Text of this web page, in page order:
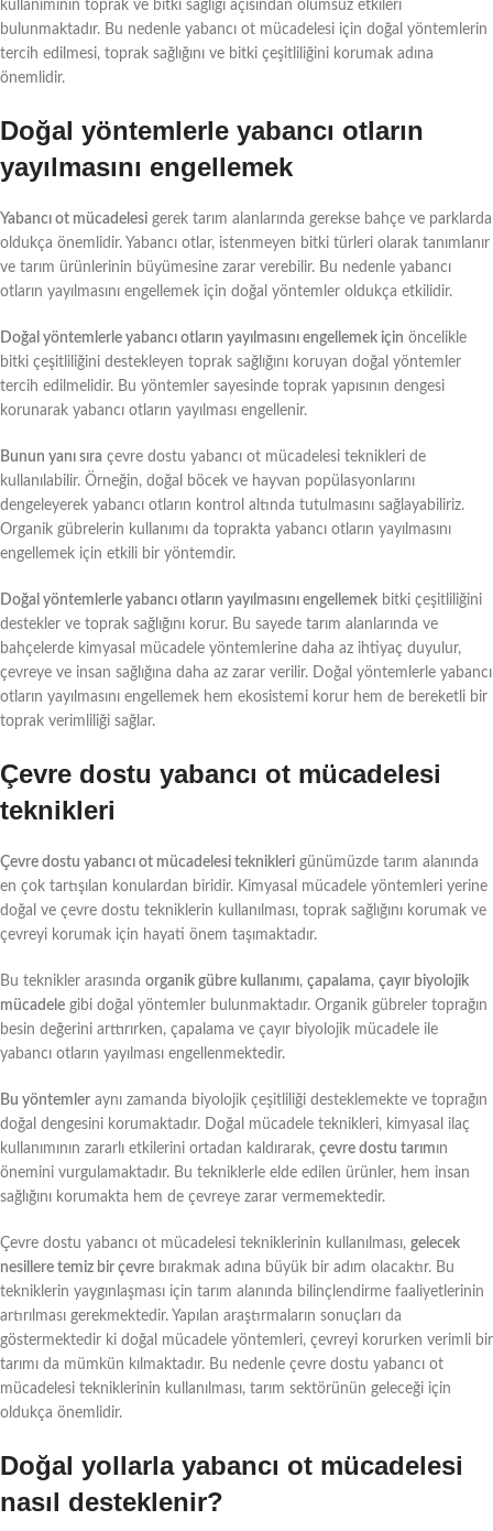
kullanımının toprak ve bitki sağlığı açısından olumsuz etkileri
bulunmaktadır. Bu nedenle yabancı ot mücadelesi için doğal yöntemlerin
tercih edilmesi, toprak sağlığını ve bitki çeşitliliğini korumak adına
önemlidir.
Doğal yöntemlerle yabancı otların
yayılmasını engellemek
Yabancı ot mücadelesi gerek tarım alanlarında gerekse bahçe ve parklarda
oldukça önemlidir. Yabancı otlar, istenmeyen bitki türleri olarak tanımlanır
ve tarım ürünlerinin büyümesine zarar verebilir. Bu nedenle yabancı
otların yayılmasını engellemek için doğal yöntemler oldukça etkilidir.
Doğal yöntemlerle yabancı otların yayılmasını engellemek için öncelikle
bitki çeşitliliğini destekleyen toprak sağlığını koruyan doğal yöntemler
tercih edilmelidir. Bu yöntemler sayesinde toprak yapısının dengesi
korunarak yabancı otların yayılması engellenir.
Bunun yanı sıra çevre dostu yabancı ot mücadelesi teknikleri de
kullanılabilir. Örneğin, doğal böcek ve hayvan popülasyonlarını
dengeleyerek yabancı otların kontrol altında tutulmasını sağlayabiliriz.
Organik gübrelerin kullanımı da toprakta yabancı otların yayılmasını
engellemek için etkili bir yöntemdir.
Doğal yöntemlerle yabancı otların yayılmasını engellemek bitki çeşitliliğini
destekler ve toprak sağlığını korur. Bu sayede tarım alanlarında ve
bahçelerde kimyasal mücadele yöntemlerine daha az ihtiyaç duyulur,
çevreye ve insan sağlığına daha az zarar verilir. Doğal yöntemlerle yabancı
otların yayılmasını engellemek hem ekosistemi korur hem de bereketli bir
toprak verimliliği sağlar.
Çevre dostu yabancı ot mücadelesi
teknikleri
Çevre dostu yabancı ot mücadelesi teknikleri günümüzde tarım alanında
en çok tartışılan konulardan biridir. Kimyasal mücadele yöntemleri yerine
doğal ve çevre dostu tekniklerin kullanılması, toprak sağlığını korumak ve
çevreyi korumak için hayati önem taşımaktadır.
Bu teknikler arasında organik gübre kullanımı, çapalama, çayır biyolojik
mücadele gibi doğal yöntemler bulunmaktadır. Organik gübreler toprağın
besin değerini arttırırken, çapalama ve çayır biyolojik mücadele ile
yabancı otların yayılması engellenmektedir.
Bu yöntemler aynı zamanda biyolojik çeşitliliği desteklemekte ve toprağın
doğal dengesini korumaktadır. Doğal mücadele teknikleri, kimyasal ilaç
kullanımının zararlı etkilerini ortadan kaldırarak, çevre dostu tarımın
önemini vurgulamaktadır. Bu tekniklerle elde edilen ürünler, hem insan
sağlığını korumakta hem de çevreye zarar vermemektedir.
Çevre dostu yabancı ot mücadelesi tekniklerinin kullanılması, gelecek
nesillere temiz bir çevre bırakmak adına büyük bir adım olacaktır. Bu
tekniklerin yaygınlaşması için tarım alanında bilinçlendirme faaliyetlerinin
artırılması gerekmektedir. Yapılan araştırmaların sonuçları da
göstermektedir ki doğal mücadele yöntemleri, çevreyi korurken verimli bir
tarımı da mümkün kılmaktadır. Bu nedenle çevre dostu yabancı ot
mücadelesi tekniklerinin kullanılması, tarım sektörünün geleceği için
oldukça önemlidir.
Doğal yollarla yabancı ot mücadelesi
nasıl desteklenir?